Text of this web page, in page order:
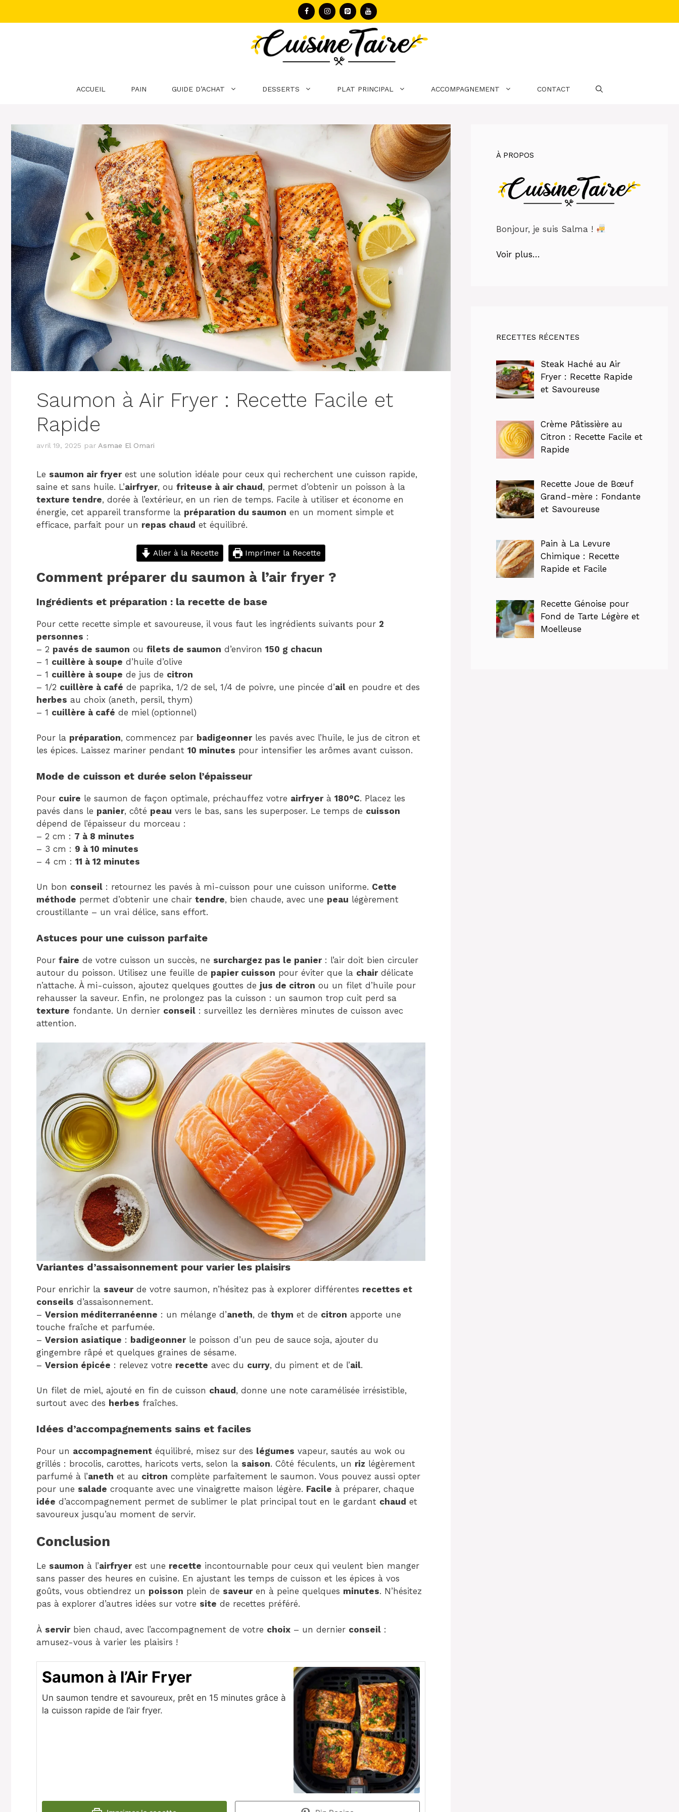
ACCUEIL PAIN GUIDE D’ACHAT DESSERTS PLAT PRINCIPAL ACCOMPAGNEMENT CONTACT
Saumon à Air Fryer : Recette Facile et
Rapide
avril 19, 2025 par Asmae El Omari
Le saumon air fryerest une solution idéale pour ceux qui recherchent une cuisson rapide,
saine et sans huile. L’airfryer, ou friteuse à air chaud , permet d’obtenir un poisson à la
texture tendre, dorée à l’extérieur, en un rien de temps. Facile à utiliser et économe en
énergie, cet appareil transforme la préparation du saumon en un moment simple et
efficace, parfait pour un repas chaud et équilibré.
Aller à la Recette Imprimer la Recette
Comment préparer du saumon à l’air fryer ?
Ingrédients et préparation : la recette de base
Pour cette recette simple et savoureuse, il vous faut les ingrédients suivants pour 2
personnes :
– 2 pavés de saumon ou filets de saumon d’environ 150 g chacun
– 1 cuillère à soupe d’huile d’olive
– 1 cuillère à soupe de jus de citron
– 1/2 cuillère à café de paprika, 1/2 de sel, 1/4 de poivre, une pincée d’ail en poudre et des
herbes au choix (aneth, persil, thym)
– 1 cuillère à café de miel (optionnel)
Pour la préparation, commencez par badigeonnerles pavés avec l’huile, le jus de citron et
les épices. Laissez mariner pendant 10 minutes pour intensifier les arômes avant cuisson.
Mode de cuisson et durée selon l’épaisseur
Pour cuire le saumon de façon optimale, préchauffez votre airfryerà 180°C. Placez les
pavés dans le panier, côté peau vers le bas, sans les superposer. Le temps de cuisson
dépend de l’épaisseur du morceau :
– 2 cm : 7 à 8 minutes
– 3 cm : 9 à 10 minutes
– 4 cm : 11 à 12 minutes
Un bon conseil : retournez les pavés à mi-cuisson pour une cuisson uniforme. Cette
méthode permet d’obtenir une chair tendre, bien chaude, avec une peau légèrement
croustillante – un vrai délice, sans effort.
Astuces pour une cuisson parfaite
Pour faire de votre cuisson un succès, ne surchargez pas le panier: l’air doit bien circuler
autour du poisson. Utilisez une feuille de papier cuisson pour éviter que la chairdélicate
n’attache. À mi-cuisson, ajoutez quelques gouttes de jus de citron ou un filet d’huile pour
rehausser la saveur. Enfin, ne prolongez pas la cuisson : un saumon trop cuit perd sa
texture fondante. Un dernier conseil : surveillez les dernières minutes de cuisson avec
attention.
Variantes d’assaisonnement pour varier les plaisirs
Pour enrichir la saveurde votre saumon, n’hésitez pas à explorer différentes recettes et
conseils d’assaisonnement.
– Version méditerranéenne : un mélange d’aneth, de thym et de citron apporte une
touche fraîche et parfumée.
– Version asiatique : badigeonnerle poisson d’un peu de sauce soja, ajouter du
gingembre râpé et quelques graines de sésame.
– Version épicée : relevez votre recette avec du curry, du piment et de l’ail.
Un filet de miel, ajouté en fin de cuisson chaud , donne une note caramélisée irrésistible,
surtout avec des herbes fraîches.
Idées d’accompagnements sains et faciles
Pour un accompagnement équilibré, misez sur des légumes vapeur, sautés au wok ou
grillés : brocolis, carottes, haricots verts, selon la saison. Côté féculents, un riz légèrement
parfumé à l’aneth et au citron complète parfaitement le saumon. Vous pouvez aussi opter
pour une salade croquante avec une vinaigrette maison légère. Facile à préparer, chaque
idée d’accompagnement permet de sublimer le plat principal tout en le gardant chaud et
savoureux jusqu’au moment de servir.
Conclusion
Le saumon à l’airfryerest une recette incontournable pour ceux qui veulent bien manger
sans passer des heures en cuisine. En ajustant les temps de cuisson et les épices à vos
goûts, vous obtiendrez un poisson plein de saveuren à peine quelques minutes. N’hésitez
pas à explorer d’autres idées sur votre site de recettes préféré.
À servirbien chaud, avec l’accompagnement de votre choix – un dernier conseil :
amusez-vous à varier les plaisirs !
Saumon à l’Air Fryer
Un saumon tendre et savoureux, prêt en 15 minutes grâce à
la cuisson rapide de l’air fryer.
À PROPOS
Bonjour, je suis Salma !
Voir plus…
RECETTES RÉCENTES
Steak Haché au Air
Fryer : Recette Rapide
et Savoureuse
Crème Pâtissière au
Citron : Recette Facile et
Rapide
Recette Joue de Bœuf
Grand-mère : Fondante
et Savoureuse
Pain à La Levure
Chimique : Recette
Rapide et Facile
Recette Génoise pour
Fond de Tarte Légère et
Moelleuse